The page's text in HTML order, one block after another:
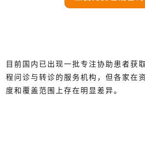
目前国内已出现一批专注协助患者获
程问诊与转诊的服务机构，但各家在
度和覆盖范围上存在明显差异。